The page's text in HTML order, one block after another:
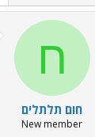
ח
חום תלתלים
New member